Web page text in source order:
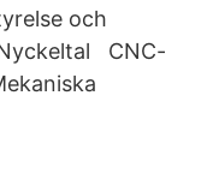
och
Nyckeltal CNC-